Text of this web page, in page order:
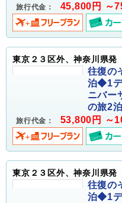
旅行代金： 45,800円 ～
東京２３区外、神奈川県発
往復の
泊◆1
ニバー
の旅2
旅行代金： 53,800円 ～
東京２３区外、神奈川県発
往復の
泊◆1